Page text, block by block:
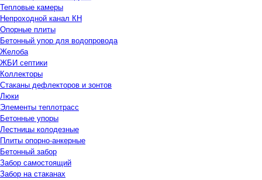
Тепловые камеры
Непроходной канал КН
Опорные плиты
Бетонный упор для водопровода
Желоба
ЖБИ септики
Коллекторы
Стаканы дефлекторов и зонтов
Люки
Элементы теплотрасс
Бетонные упоры
Лестницы колодезные
Плиты опорно-анкерные
Бетонный забор
Забор самостоящий
Забор на стаканах